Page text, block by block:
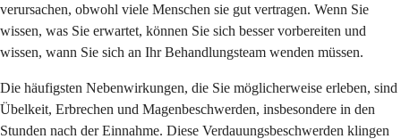
verursachen, obwohl viele Menschen sie gut vertragen. Wenn Sie
wissen, was Sie erwartet, können Sie sich besser vorbereiten und
wissen, wann Sie sich an Ihr Behandlungsteam wenden müssen.
Die häufigsten Nebenwirkungen, die Sie möglicherweise erleben, sind
Übelkeit, Erbrechen und Magenbeschwerden, insbesondere in den
Stunden nach der Einnahme. Diese Verdauungsbeschwerden klingen